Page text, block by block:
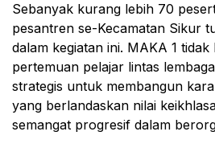
Sebanyak kurang lebih 70
pesantren se-Kecamatan Sikur
dalam kegiatan ini. MAKA 1
pertemuan pelajar lintas
strategis untuk membangun
yang berlandaskan nilai
semangat progresif dalam